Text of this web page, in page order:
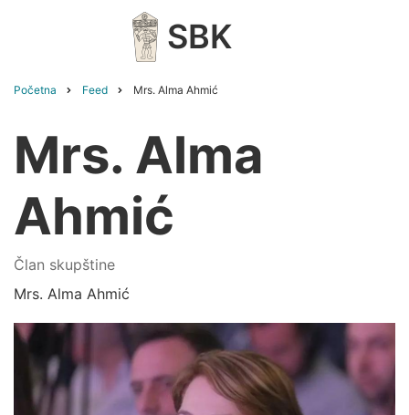
SBK
Početna Feed Mrs. Alma Ahmić
Mrs. Alma
Ahmić
Član skupštine
Mrs. Alma Ahmić